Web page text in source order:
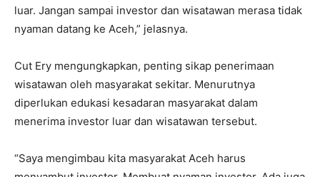
luar. Jangan sampai investor dan wisatawan merasa tidak
nyaman datang ke Aceh,” jelasnya.
Cut Ery mengungkapkan, penting sikap penerimaan
wisatawan oleh masyarakat sekitar. Menurutnya
diperlukan edukasi kesadaran masyarakat dalam
menerima investor luar dan wisatawan tersebut.
“Saya mengimbau kita masyarakat Aceh harus